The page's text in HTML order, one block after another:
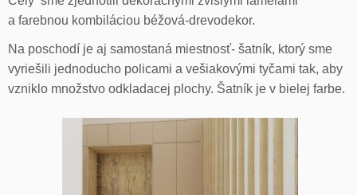
a farebnou kombiláciou béžová-drevodekor.
Na poschodí je aj samostaná miestnosť- šatník, ktorý sme
vyriešili jednoducho policami a vešiakovými tyčami tak, aby
vzniklo množstvo odkladacej plochy. Šatník je v bielej farbe.